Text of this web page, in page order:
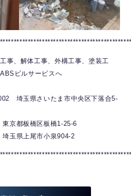
事、解体工事、外構工事、塗装工
ビルサービスへ
埼玉県さいたま市中央区下落合5-
京都板橋区板橋1-25-6
玉県上尾市小泉904-2